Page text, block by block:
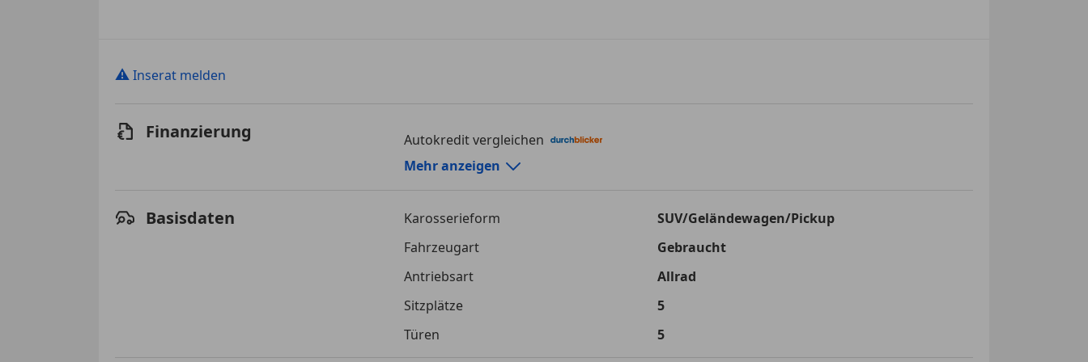
⚠ Inserat melden
Finanzierung
Autokredit vergleichen
Autokredit-Rechner von durchblicker.at
Autokredit vergleichen
Zu zahlender Gesamtbetrag
€ 38 742,-
Mehr anzeigen
Basisdaten Karosserieform
SUV/Geländewagen/Pickup
Fahrzeugart
Gebraucht
Antriebsart
Allrad
Sitzplätze
5
Türen
5